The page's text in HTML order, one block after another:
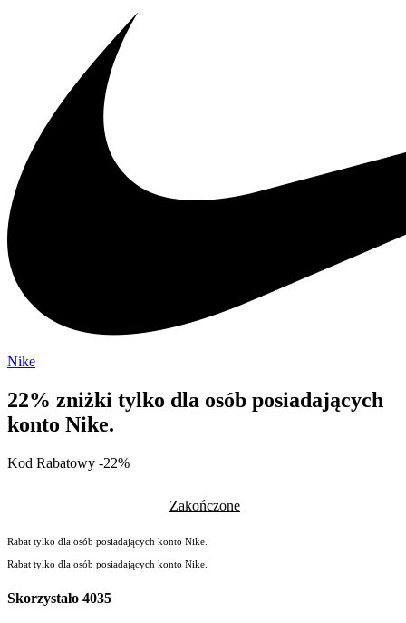
Nike
22% zniżki tylko dla osób posiadających
konto Nike.
Kod Rabatowy -22%
Zakończone
Rabat tylko dla osób posiadających konto Nike.
Rabat tylko dla osób posiadających konto Nike.
Skorzystało 4035